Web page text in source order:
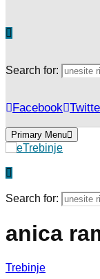
Search for:
Facebook
Primary Menu
Search for:
anica
Trebinje